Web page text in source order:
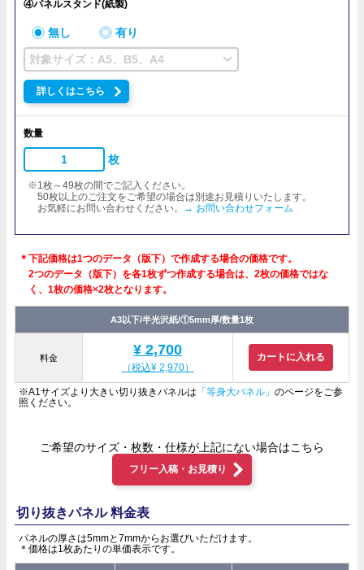
④パネルスタンド(紙製)
無し 有り
対象サイズ：A5、B5、A4
詳しくはこちら
数量
枚
※1枚～49枚の間でご記入ください。
50枚以上のご注文をご希望の場合は別途お見積りいたします。
お気軽にお問い合わせください。
→ お問い合わせフォーム
＊下記価格は1つのデータ（版下）で作成する場合の価格です。
2つのデータ（版下）を各1枚ずつ作成する場合は、2枚の価格ではな
く、1枚の価格×2枚となります。
A3以下/半光沢紙/①5mm厚/数量1枚
料金 ¥ 2,700
（税込¥ 2,970）
カートに入れる
※A1サイズより大きい切り抜きパネルは 「等身大パネル」 のページをご参
照ください。
ご希望のサイズ・枚数・仕様が上記にない場合はこちら
フリー入稿・お見積り
切り抜きパネル 料金表
パネルの厚さは5mmと7mmからお選びいただけます。
＊価格は1枚あたりの単価表示です。